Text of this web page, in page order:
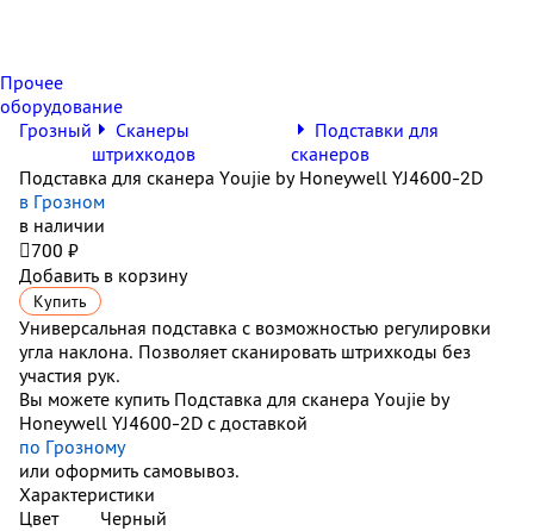
Прочее
оборудование
Грозный
Сканеры
штрихкодов
Подставки для
сканеров
Подставка для сканера Youjie by Honeywell YJ4600-2D
в Грозном
в наличии
700 ₽
Добавить в корзину
Купить
Универсальная подставка с возможностью регулировки
угла наклона. Позволяет сканировать штрихкоды без
участия рук.
Вы можете купить Подставка для сканера Youjie by
Honeywell YJ4600-2D с доставкой
по Грозному
или оформить самовывоз.
Характеристики
Цвет
Черный